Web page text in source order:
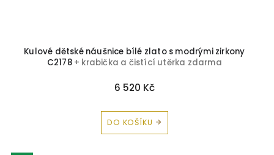
Kulové dětské náušnice bílé zlato s modrými zirkony
C2178 + krabička a čistící utěrka zdarma
6 520 Kč
DO KOŠÍKU